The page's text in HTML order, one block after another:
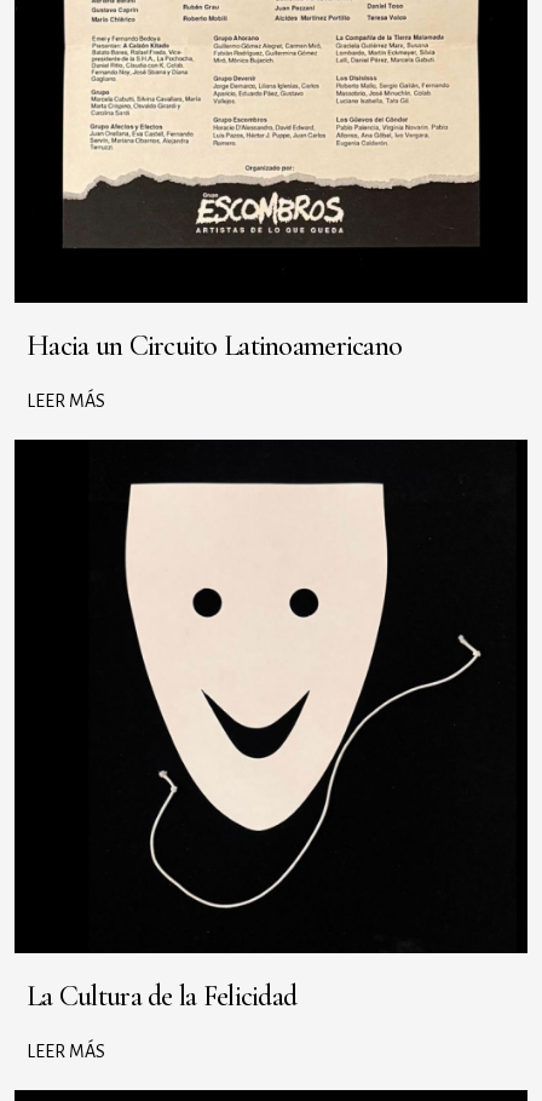
Hacia un Circuito Latinoamericano
LEER MÁS
La Cultura de la Felicidad
LEER MÁS